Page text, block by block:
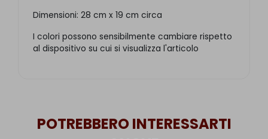
Dimensioni: 28 cm x 19 cm circa
I colori possono sensibilmente cambiare rispetto
al dispositivo su cui si visualizza l'articolo
POTREBBERO INTERESSARTI